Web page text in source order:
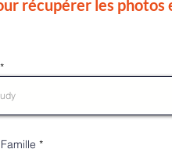
récupérer les photos